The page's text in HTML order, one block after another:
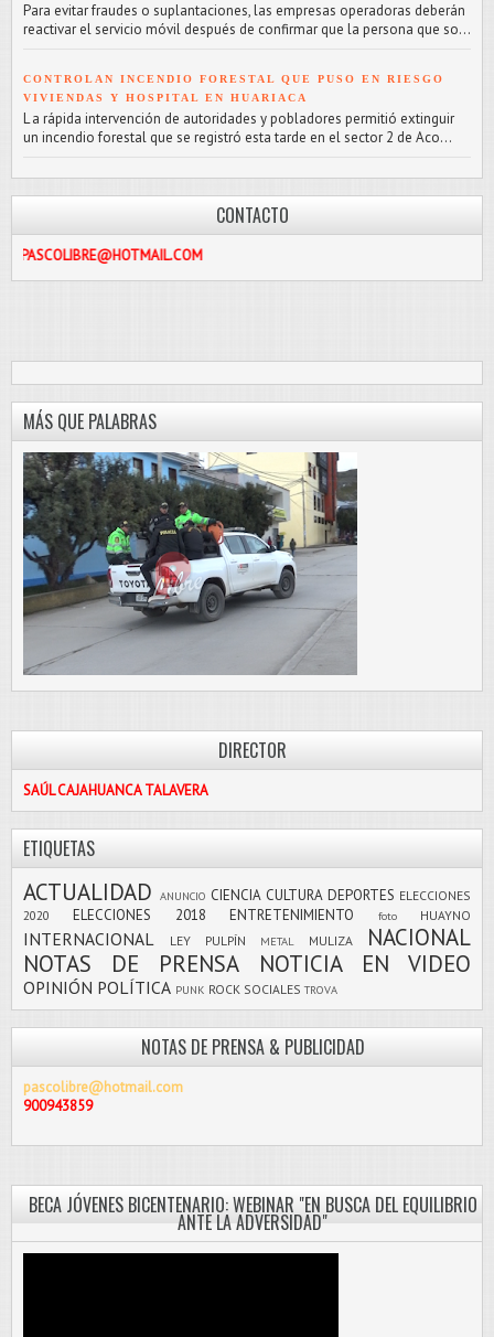
Para evitar fraudes o suplantaciones, las empresas operadoras deberán
reactivar el servicio móvil después de confirmar que la persona que so...
CONTROLAN INCENDIO FORESTAL QUE PUSO EN RIESGO
VIVIENDAS Y HOSPITAL EN HUARIACA
L a rápida intervención de autoridades y pobladores permitió extinguir
un incendio forestal que se registró esta tarde en el sector 2 de Aco...
CONTACTO
MÁS QUE PALABRAS
DIRECTOR
SAÚL CAJAHUANCA TALAVERA
ETIQUETAS
ACTUALIDAD ANUNCIO CIENCIA CULTURA DEPORTES ELECCIONES
2020
ELECCIONES 2018 ENTRETENIMIENTO foto HUAYNO
INTERNACIONAL LEY PULPÍN METAL MULIZA
NACIONAL
NOTAS DE PRENSA
NOTICIA EN VIDEO
OPINIÓN POLÍTICA PUNK ROCK SOCIALES TROVA
NOTAS DE PRENSA & PUBLICIDAD
pascolibre@hotmail.com
900943859
BECA JÓVENES BICENTENARIO: WEBINAR "EN BUSCA DEL EQUILIBRIO
ANTE LA ADVERSIDAD"